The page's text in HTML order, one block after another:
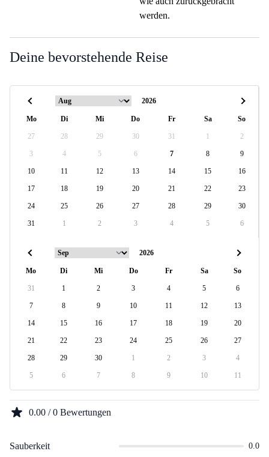
werden.
Deine bevorstehende Reise
Mo Di Mi Do Fr Sa So
27 28 29 30 31 1 2
3 4 5 6 7 8 9
10 11 12 13 14 15 16
17 18 19 20 21 22 23
24 25 26 27 28 29 30
31 1 2 3 4 5 6
Mo Di Mi Do Fr Sa So
31 1 2 3 4 5 6
7 8 9 10 11 12 13
14 15 16 17 18 19 20
21 22 23 24 25 26 27
28 29 30 1 2 3 4
5 6 7 8 9 10 11
0.00 / 0 Bewertungen
Sauberkeit 0.0